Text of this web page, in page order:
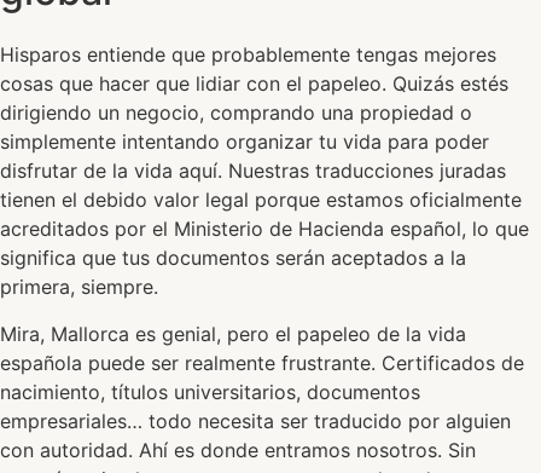
Hisparos entiende que probablemente tengas mejores
cosas que hacer que lidiar con el papeleo. Quizás estés
dirigiendo un negocio, comprando una propiedad o
simplemente intentando organizar tu vida para poder
disfrutar de la vida aquí. Nuestras traducciones juradas
tienen el debido valor legal porque estamos oficialmente
acreditados por el Ministerio de Hacienda español, lo que
significa que tus documentos serán aceptados a la
primera, siempre.
Mira, Mallorca es genial, pero el papeleo de la vida
española puede ser realmente frustrante. Certificados de
nacimiento, títulos universitarios, documentos
empresariales… todo necesita ser traducido por alguien
con autoridad. Ahí es donde entramos nosotros. Sin